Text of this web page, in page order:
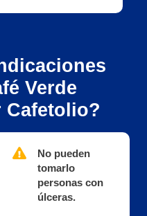
Verde
No pueden
tomarlo
personas con
úlceras.